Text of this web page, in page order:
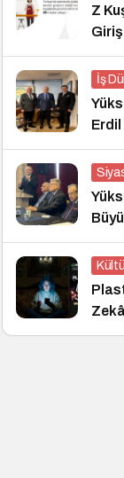
Z
İş
Erdil